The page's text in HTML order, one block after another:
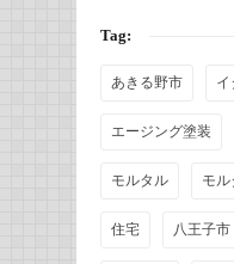
Tag:
あきる野市 イ
エージング塗装
モルタル モ
住宅 八王子市